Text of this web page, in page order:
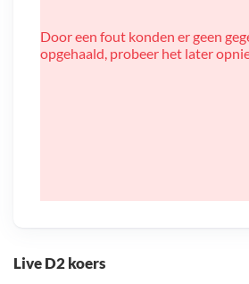
Live D2 koers
Door een fout konden er geen
opgehaald, probeer het later